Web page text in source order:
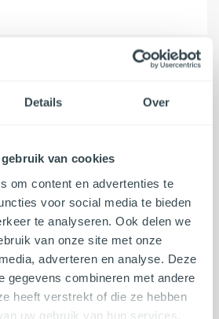
Details Over
van cookies
om content en advertenties te
voor social media te bieden
te analyseren. Ook delen we
van onze site met onze
adverteren en analyse. Deze
gegevens combineren met andere
heeft verstrekt of die ze hebben
uw gebruik van hun services.